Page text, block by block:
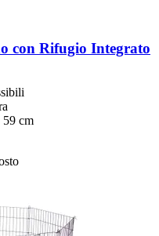
con Rifugio Integrato
cm